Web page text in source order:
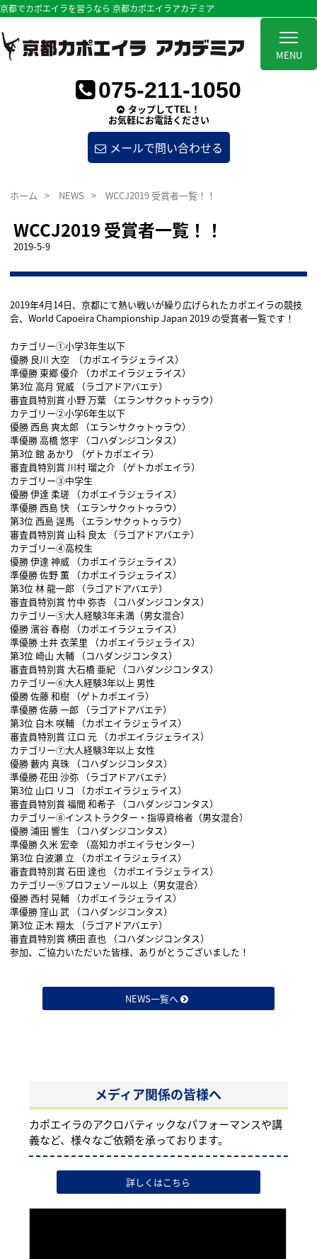
MENU
京都でカポエイラを習うなら 京都カポエイラアカデミア
075-211-1050
タップしてTEL！
お気軽にお電話ください
メールで問い合わせる
ホーム > NEWS > WCCJ2019 受賞者一覧！！
WCCJ2019 受賞者一覧！！
2019-5-9
2019年4月14日、京都にて熱い戦いが繰り広げられたカポエイラの競技
会、World Capoeira Championship Japan 2019 の受賞者一覧です！
カテゴリー①小学3年生以下
優勝 良川 大空 （カポエイラジェライス）
準優勝 東郷 優介 （カポエイラジェライス）
第3位 高月 覚威 （ラゴアドアバエテ）
審査員特別賞 小野 万葉 （エランサクゥトゥラウ）
カテゴリー②小学6年生以下
優勝 西島 爽太郎 （エランサクゥトゥラウ）
準優勝 高橋 悠宇 （コハダンジコンタス）
第3位 館 あかり （ゲトカポエイラ）
審査員特別賞 川村 瑠之介 （ゲトカポエイラ）
カテゴリー③中学生
優勝 伊達 柔瑳 （カポエイラジェライス）
準優勝 西島 快 （エランサクゥトゥラウ）
第3位 西島 逞馬 （エランサクゥトゥラウ）
審査員特別賞 山科 良太 （ラゴアドアバエテ）
カテゴリー④高校生
優勝 伊達 神威 （カポエイラジェライス）
準優勝 佐野 薫 （カポエイラジェライス）
第3位 林 龍一郎 （ラゴアドアバエテ）
審査員特別賞 竹中 弥杏 （コハダンジコンタス）
カテゴリー⑤大人経験3年未満（男女混合）
優勝 濱谷 春樹 （カポエイラジェライス）
準優勝 土井 衣茉里 （カポエイラジェライス）
第3位 崎山 大輔 （コハダンジコンタス）
審査員特別賞 大石橋 亜紀 （コハダンジコンタス）
カテゴリー⑥大人経験3年以上 男性
優勝 佐藤 和樹 （ゲトカポエイラ）
準優勝 佐藤 一郎 （ラゴアドアバエテ）
第3位 白木 咲輔 （カポエイラジェライス）
審査員特別賞 江口 元 （カポエイラジェライス）
カテゴリー⑦大人経験3年以上 女性
優勝 藪内 真珠 （コハダンジコンタス）
準優勝 花田 沙弥 （ラゴアドアバエテ）
第3位 山口 リコ （カポエイラジェライス）
審査員特別賞 福間 和希子 （コハダンジコンタス）
カテゴリー⑧インストラクター・指導資格者（男女混合）
優勝 浦田 響生 （コハダンジコンタス）
準優勝 久米 宏幸 （高知カポエイラセンター）
第3位 白波瀬 立 （カポエイラジェライス）
審査員特別賞 石田 達也 （カポエイラジェライス）
カテゴリー⑨プロフェソール以上（男女混合）
優勝 西村 晃輔 （カポエイラジェライス）
準優勝 窪山 武 （コハダンジコンタス）
第3位 正木 翔太 （ラゴアドアバエテ）
審査員特別賞 横田 直也 （コハダンジコンタス）
参加、ご協力いただいた皆様、ありがとうございました！
NEWS一覧へ
メディア関係の皆様へ
カポエイラのアクロバティックなパフォーマンスや講
義など、様々なご依頼を承っております。
詳しくはこちら